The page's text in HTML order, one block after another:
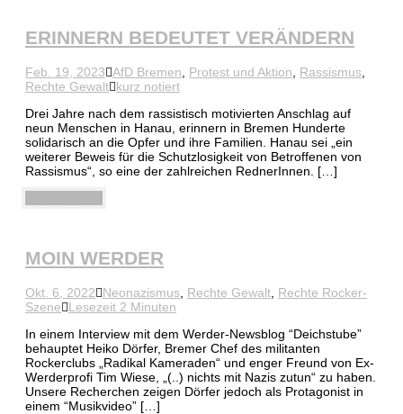
ERINNERN BEDEUTET VERÄNDERN
Feb. 19, 2023 AfD Bremen Protest und Aktion Rassismus
Rechte Gewalt kurz notiert
Drei Jahre nach dem rassistisch motivierten Anschlag auf
neun Menschen in Hanau, erinnern in Bremen Hunderte
solidarisch an die Opfer und ihre Familien. Hanau sei „ein
weiterer Beweis für die Schutzlosigkeit von Betroffenen von
Rassismus“, so eine der zahlreichen RednerInnen. […]
MOIN WERDER
Okt. 6, 2022 Neonazismus Rechte Gewalt Rechte Rocker-
Szene
Lesezeit 2 Minuten
In einem Interview mit dem Werder-Newsblog “Deichstube”
behauptet Heiko Dörfer, Bremer Chef des militanten
Rockerclubs „Radikal Kameraden“ und enger Freund von Ex-
Werderprofi Tim Wiese, „(..) nichts mit Nazis zutun“ zu haben.
Unsere Recherchen zeigen Dörfer jedoch als Protagonist in
einem “Musikvideo” […]